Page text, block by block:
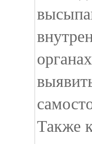
Также